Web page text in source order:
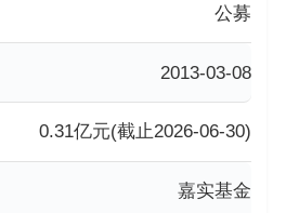
公募
2013-03-08
0.31亿元(截止2026-06-30)
嘉实基金